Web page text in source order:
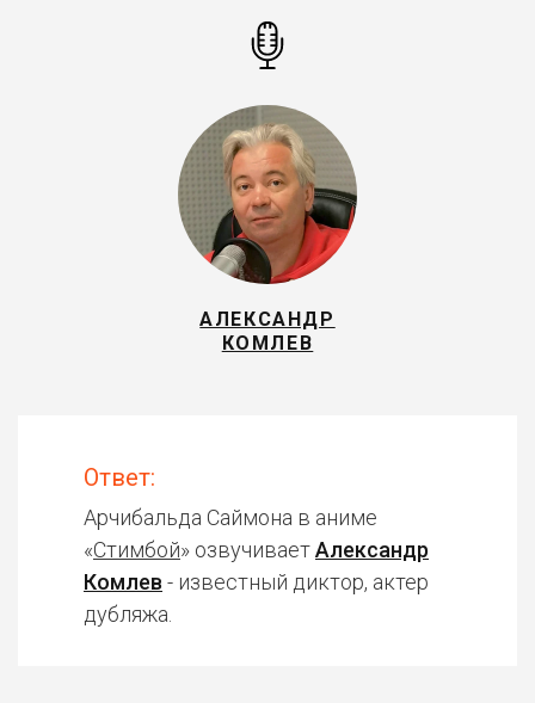
АЛЕКСАНДР
КОМЛЕВ
Ответ:
Арчибальда Саймона в аниме
«Стимбой» озвучиваетАлександр
Комлев - известный диктор, актер
дубляжа.